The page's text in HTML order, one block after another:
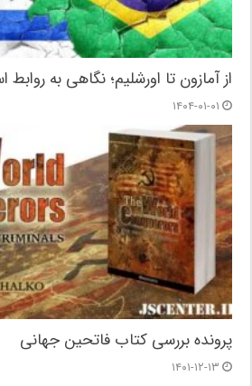
از آمازون تا اورشلیم؛ نگاهی به روابط
۱۴۰۴-۰۱-۰۱
پرونده بررسی کتاب فاتحین جهانی
۱۴۰۱-۱۲-۱۳